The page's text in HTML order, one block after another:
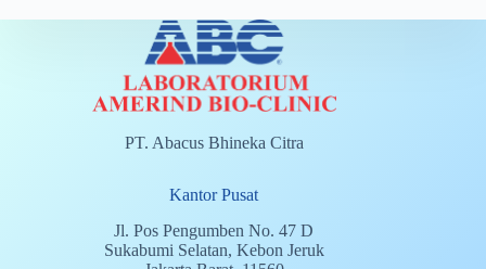
PT. Abacus Bhineka Citra
Kantor Pusat
Jl. Pos Pengumben No. 47 D
Sukabumi Selatan, Kebon Jeruk